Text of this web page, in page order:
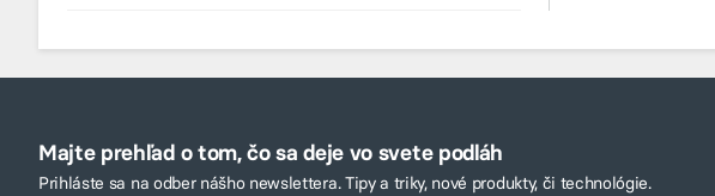
Majte prehľad o tom, čo sa deje vo svete podláh
Prihláste sa na odber nášho newslettera. Tipy a triky, nové produkty, či technológie.